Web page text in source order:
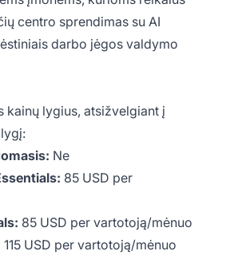
centro sprendimas su AI
darbo jėgos valdymo
kainų lygius, atsižvelgiant į
Ne
85 USD per
85 USD per vartotoją/mėnuo
115 USD per vartotoją/mėnuo